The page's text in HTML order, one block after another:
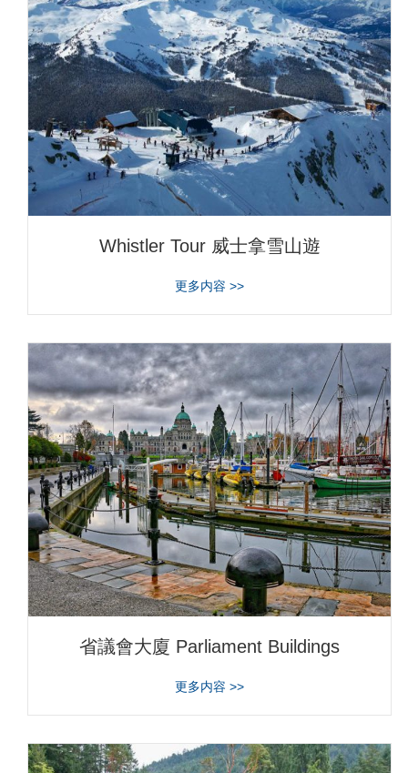
Whistler Tour 威士拿雪山遊
更多内容 >>about Whistler Tour 威士拿
省議會大廈 Parliament Buildings
更多内容 >>about 省議會大廈